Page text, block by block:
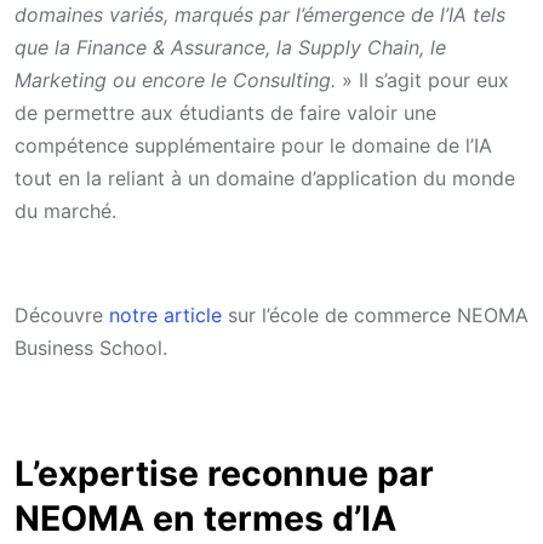
domaines variés, marqués par l’émergence de l’IA tels
que la Finance & Assurance, la Supply Chain, le
Marketing ou encore le Consulting. » Il s’agit pour eux
de permettre aux étudiants de faire valoir une
compétence supplémentaire pour le domaine de l’IA
tout en la reliant à un domaine d’application du monde
du marché.
Découvre notre article sur l’école de commerce NEOMA
Business School.
L’expertise reconnue par
NEOMA en termes d’IA